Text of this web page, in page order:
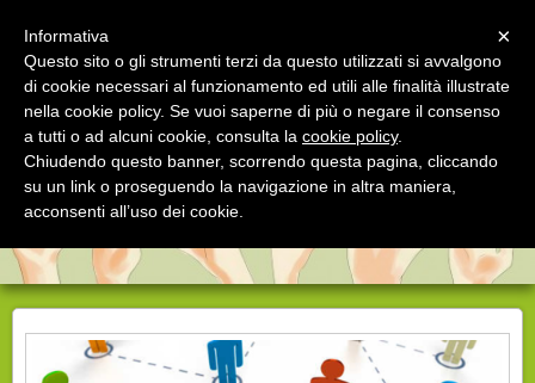
Comunico®
Associazione specializzata nelle disabilità sensoriali
×
Informativa
Questo sito o gli strumenti terzi da questo utilizzati si avvalgono
di cookie necessari al funzionamento ed utili alle finalità illustrate
nella cookie policy. Se vuoi saperne di più o negare il consenso
a tutti o ad alcuni cookie, consulta la cookie policy.
Chiudendo questo banner, scorrendo questa pagina, cliccando
su un link o proseguendo la navigazione in altra maniera,
acconsenti all’uso dei cookie.